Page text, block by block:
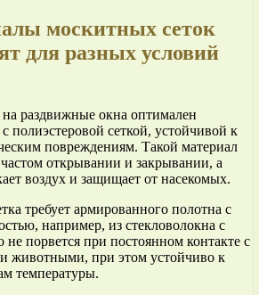
москитных сеток
для разных условий
раздвижные окна оптимален
полиэстеровой сеткой, устойчивой к
повреждениям. Такой материал
открывании и закрывании, а
воздух и защищает от насекомых.
требует армированного полотна с
например, из стекловолокна с
порвется при постоянном контакте с
животными, при этом устойчиво к
температуры.